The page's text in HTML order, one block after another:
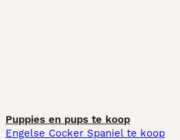
Puppies en pups te koop
Engelse Cocker Spaniel te koop